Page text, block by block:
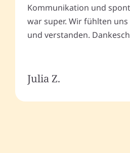
Kommunikation und
war super. Wir fühlten
und verstanden.
Julia Z.